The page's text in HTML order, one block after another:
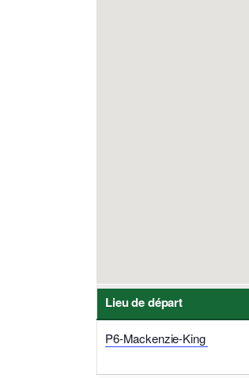
Lieu de départ
P6-Mackenzie-King